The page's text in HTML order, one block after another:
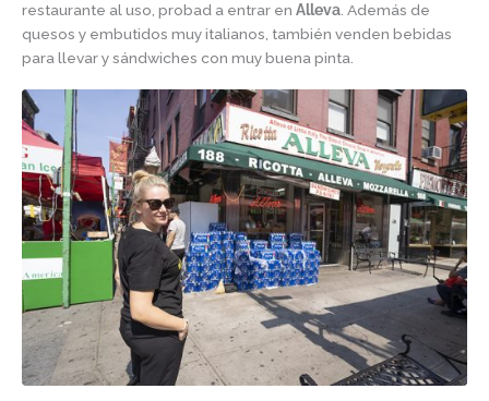
restaurante al uso, probad a entrar en Alleva . Además de
quesos y embutidos muy italianos, también venden bebidas
para llevar y sándwiches con muy buena pinta.